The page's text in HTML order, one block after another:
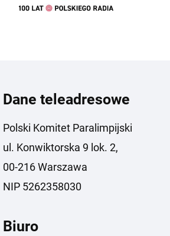
Dane teleadresowe
Polski Komitet Paralimpijski
ul. Konwiktorska 9 lok. 2,
00-216 Warszawa
NIP 5262358030
Biuro